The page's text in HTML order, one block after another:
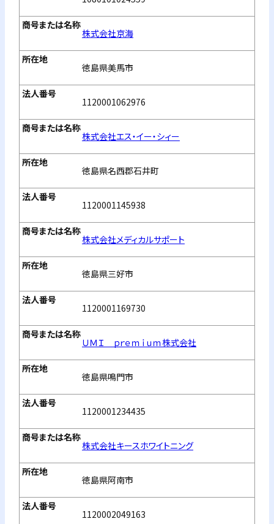
株式会社京海
徳島県美馬市
1120001062976
株式会社エス・イー・シィー
徳島県名西郡石井町
1120001145938
株式会社メディカルサポート
徳島県三好市
1120001169730
ＵＭＩ ｐｒｅｍｉｕｍ株式会社
徳島県鳴門市
1120001234435
株式会社キースホワイトニング
徳島県阿南市
1120002049163